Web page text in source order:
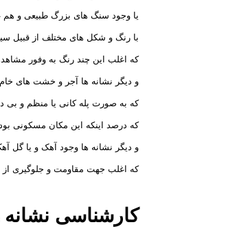
یا وجود سنگ های بزرگ طبیعی و هم
با رنگ و شکل های مختلف از قبیل
که اغلب این چند رنگ به وفور
و دیگر نشانه ها آجر و خشت های
که به صورت پله کانی یا منظم و بی
که درصد اینکه این مکان مسکونی
و دیگر نشانه ها وجود آهک و یا گل
که اغلب جهت مقاومت و جلوگیری
کارشناسی